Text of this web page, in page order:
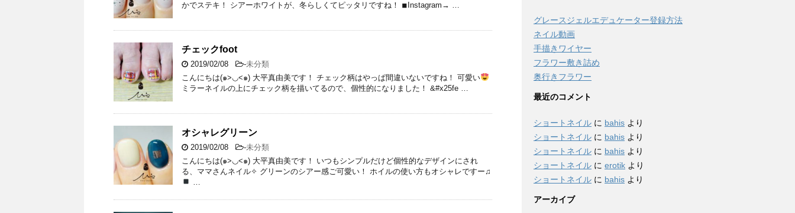
かでステキ！ シアーホワイトが、冬らしくてピッタリですね！ ◾︎Instagram→ …
チェックfoot
2019/02/08 -未分類
こんにちは(๑>◡<๑) 大平真由美です！ チェック柄はやっぱ間違いないですね！ 可愛い
ミラーネイルの上にチェック柄を描いてるので、個性的になりました！ &#x25fe …
オシャレグリーン
2019/02/08 -未分類
こんにちは(๑>◡<๑) 大平真由美です！ いつもシンプルだけど個性的なデザインにされ
る、ママさんネイル✧ グリーンのシアー感ご可愛い！ ホイルの使い方もオシャレですー♫
…
グレースジェルエデュケーター登録方法
ネイル動画
手描きワイヤー
フラワー敷き詰め
奥行きフラワー
最近のコメント
ショートネイル に bahis より
ショートネイル に bahis より
ショートネイル に bahis より
ショートネイル に erotik より
ショートネイル に bahis より
アーカイブ